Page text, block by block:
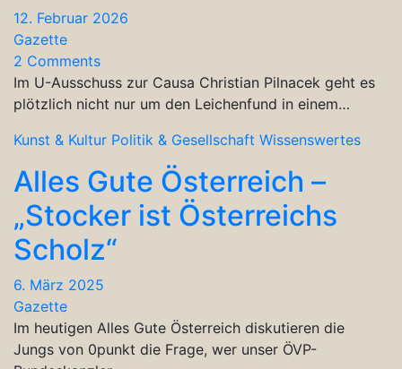
12. Februar 2026
Gazette
2 Comments
Im U-Ausschuss zur Causa Christian Pilnacek geht es
plötzlich nicht nur um den Leichenfund in einem…
Kunst & Kultur Politik & Gesellschaft Wissenswertes
Alles Gute Österreich –
„Stocker ist Österreichs
Scholz“
6. März 2025
Gazette
Im heutigen Alles Gute Österreich diskutieren die
Jungs von 0punkt die Frage, wer unser ÖVP-